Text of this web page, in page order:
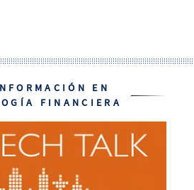
EN
FINANCIERA